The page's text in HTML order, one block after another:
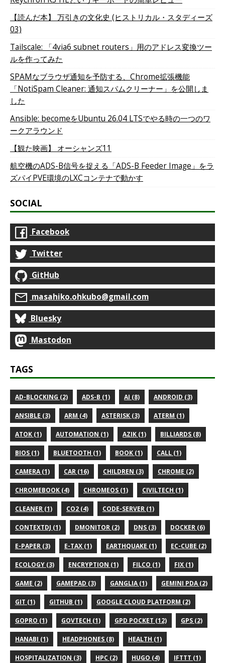
【読んだ本】 万引きの文化史 (ヒストリカル・スタディーズ
03)
Tailscale: 「4via6 subnet routers」用のアドレス変換ツー
ルを作ってみた
SPAMなブラウザ通知を予防する、Chrome拡張機能
「NotiSpam Cleaner: 通知スパムクリーナー」を公開しま
した
Ansible: becomeをUbuntu 26.04 LTSでやる時の一つのワ
ークアラウンド
【観た映画】 オーシャンズ11
航空機のADS-B信号を捉える「ADS-B Feeder Image」をラ
ズパイPVE環境のLXCコンテナで動かす
SOCIAL
Facebook
Twitter
GitHub
masahiko.ohkubo@gmail.com
Bluesky
Mastodon
TAGS
AD-BLOCKING (2) ADS-B (1) AI (8) ANDROID (3)
ANSIBLE (3) ARM (4) ASTERISK (3) ATERM (1)
ATOK (1) AUTOMATION (1) AZIK (1) BILLIARDS (8)
BIOS (1) BLUETOOTH (1) BOOK (1) CALL (1)
CAMERA (1) CAR (16) CHILDREN (3) CHROME (2)
CHROMEBOOK (4) CHROMEOS (1) CIVILTECH (1)
CLEANER (1) CO2 (4) CODE-SERVER (1)
CONTEXTDJ (1) DMONITOR (2) DNS (3) DOCKER (6)
E-PAPER (3) E-TAX (1) EARTHQUAKE (1) EC-CUBE (2)
ECOLOGY (3) ENCRYPTION (1) FILCO (1) FIX (1)
GAME (2) GAMEPAD (3) GANGLIA (1) GEMINI PDA (2)
GIT (1) GITHUB (1) GOOGLE CLOUD PLATFORM (2)
GOPRO (1) GOVTECH (1) GPD POCKET (12) GPS (2)
HANABI (1) HEADPHONES (8) HEALTH (1)
HOSPITALIZATION (3) HPC (2) HUGO (4) IFTTT (1)